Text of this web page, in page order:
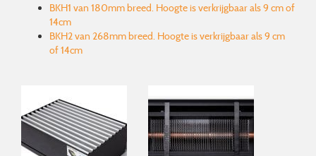
BKH1 van 180mm breed. Hoogte is verkrijgbaar als 9 cm of
14cm
BKH2 van 268mm breed. Hoogte is verkrijgbaar als 9 cm
of 14cm